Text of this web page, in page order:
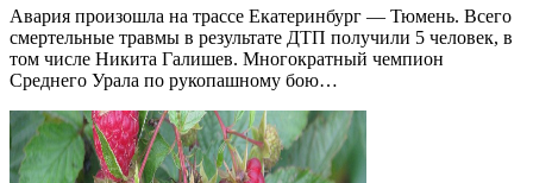
Авария произошла на трассе Екатеринбург — Тюмень. Всего
смертельные травмы в результате ДТП получили 5 человек, в
том числе Никита Галишев. Многократный чемпион
Среднего Урала по рукопашному бою…